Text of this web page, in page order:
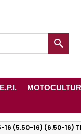

E.P.I.
16 (5.50-16) (6.50-16)